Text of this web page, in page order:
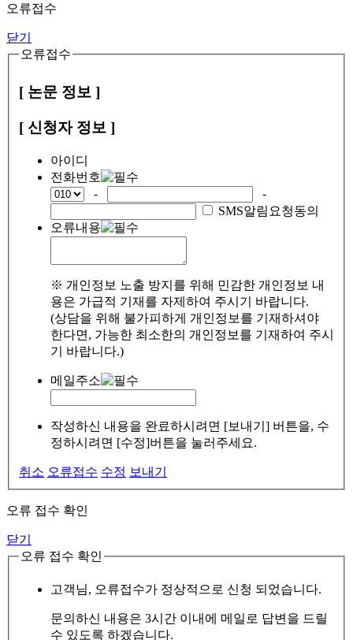
오류접수
닫기
오류접수
[ 논문 정보 ]
[ 신청자 정보 ]
아이디
전화번호
-
-
SMS알림요청동의
오류내용
※ 개인정보 노출 방지를 위해 민감한 개인정보 내
용은 가급적 기재를 자제하여 주시기 바랍니다.
(상담을 위해 불가피하게 개인정보를 기재하셔야
한다면, 가능한 최소한의 개인정보를 기재하여 주시
기 바랍니다.)
메일주소
작성하신 내용을 완료하시려면 [보내기] 버튼을, 수
정하시려면 [수정]버튼을 눌러주세요.
취소 오류접수 수정 보내기
오류 접수 확인
닫기
오류 접수 확인
고객님, 오류접수가 정상적으로 신청 되었습니다.
문의하신 내용은 3시간 이내에 메일로 답변을 드릴
수 있도록 하겠습니다.